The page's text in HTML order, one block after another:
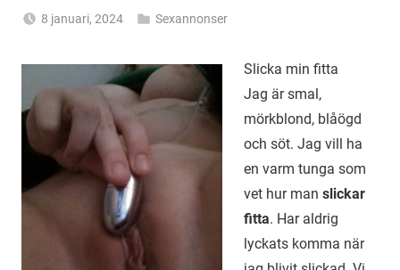
8 januari, 2024
Sexannonser
Slicka min fitta
Jag är smal,
mörkblond, blåögd
och söt. Jag vill ha
en varm tunga som
vet hur man slickar
fitta. Har aldrig
lyckats komma när